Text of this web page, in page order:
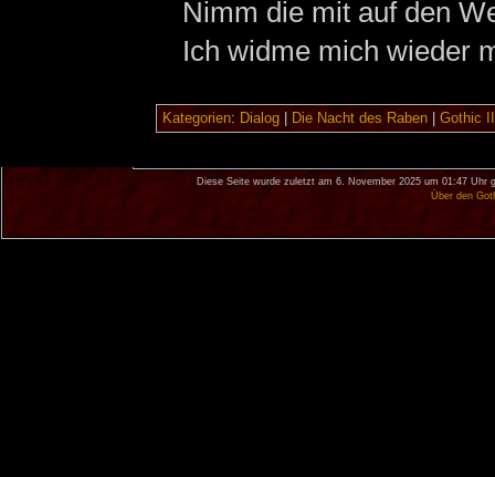
Nimm die mit auf den
Ich widme mich wieder
Kategorien: Dialog| Die Nacht des Raben| Gothic
Diese Seite wurde zuletzt am 6. November 2025 um 01:47 Uhr
Über den